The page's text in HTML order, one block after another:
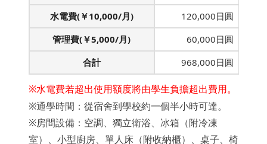
水電費(￥10,000/月)
120,000日圓
管理費(￥5,000/月)
60,000日圓
合計
968,000日圓
※水電費若超出使用額度將由學生負擔超出費用。
※通學時間：從宿舍到學校約一個半小時可達。
※房間設備：空調、獨立衛浴、冰箱（附冷凍
室）、小型廚房、單人床（附收納櫃）、桌子、椅